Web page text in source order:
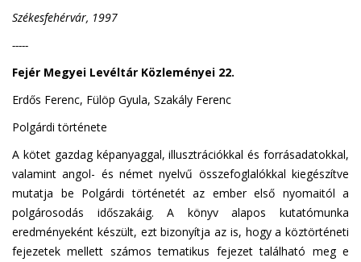
Székesfehérvár, 1997
-----
Fejér Megyei Levéltár Közleményei 22.
Erdős Ferenc, Fülöp Gyula, Szakály Ferenc
Polgárdi története
A kötet gazdag képanyaggal, illusztrációkkal és forrásadatokkal,
valamint angol- és német nyelvű összefoglalókkal kiegészítve
mutatja be Polgárdi történetét az ember első nyomaitól a
polgárosodás időszakáig. A könyv alapos kutatómunka
eredményeként készült, ezt bizonyítja az is, hogy a köztörténeti
fejezetek mellett számos tematikus fejezet található meg e